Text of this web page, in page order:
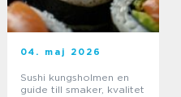
04. maj 2026
Sushi kungsholmen en
guide till smaker, kvalitet